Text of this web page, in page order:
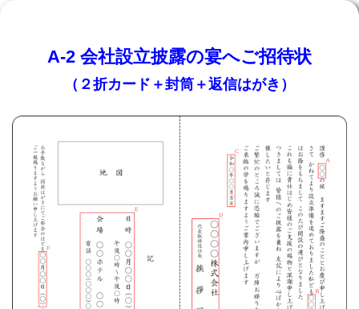
A-2 会社設立披露の宴へご招待状
（２折カード＋封筒＋返信はがき）